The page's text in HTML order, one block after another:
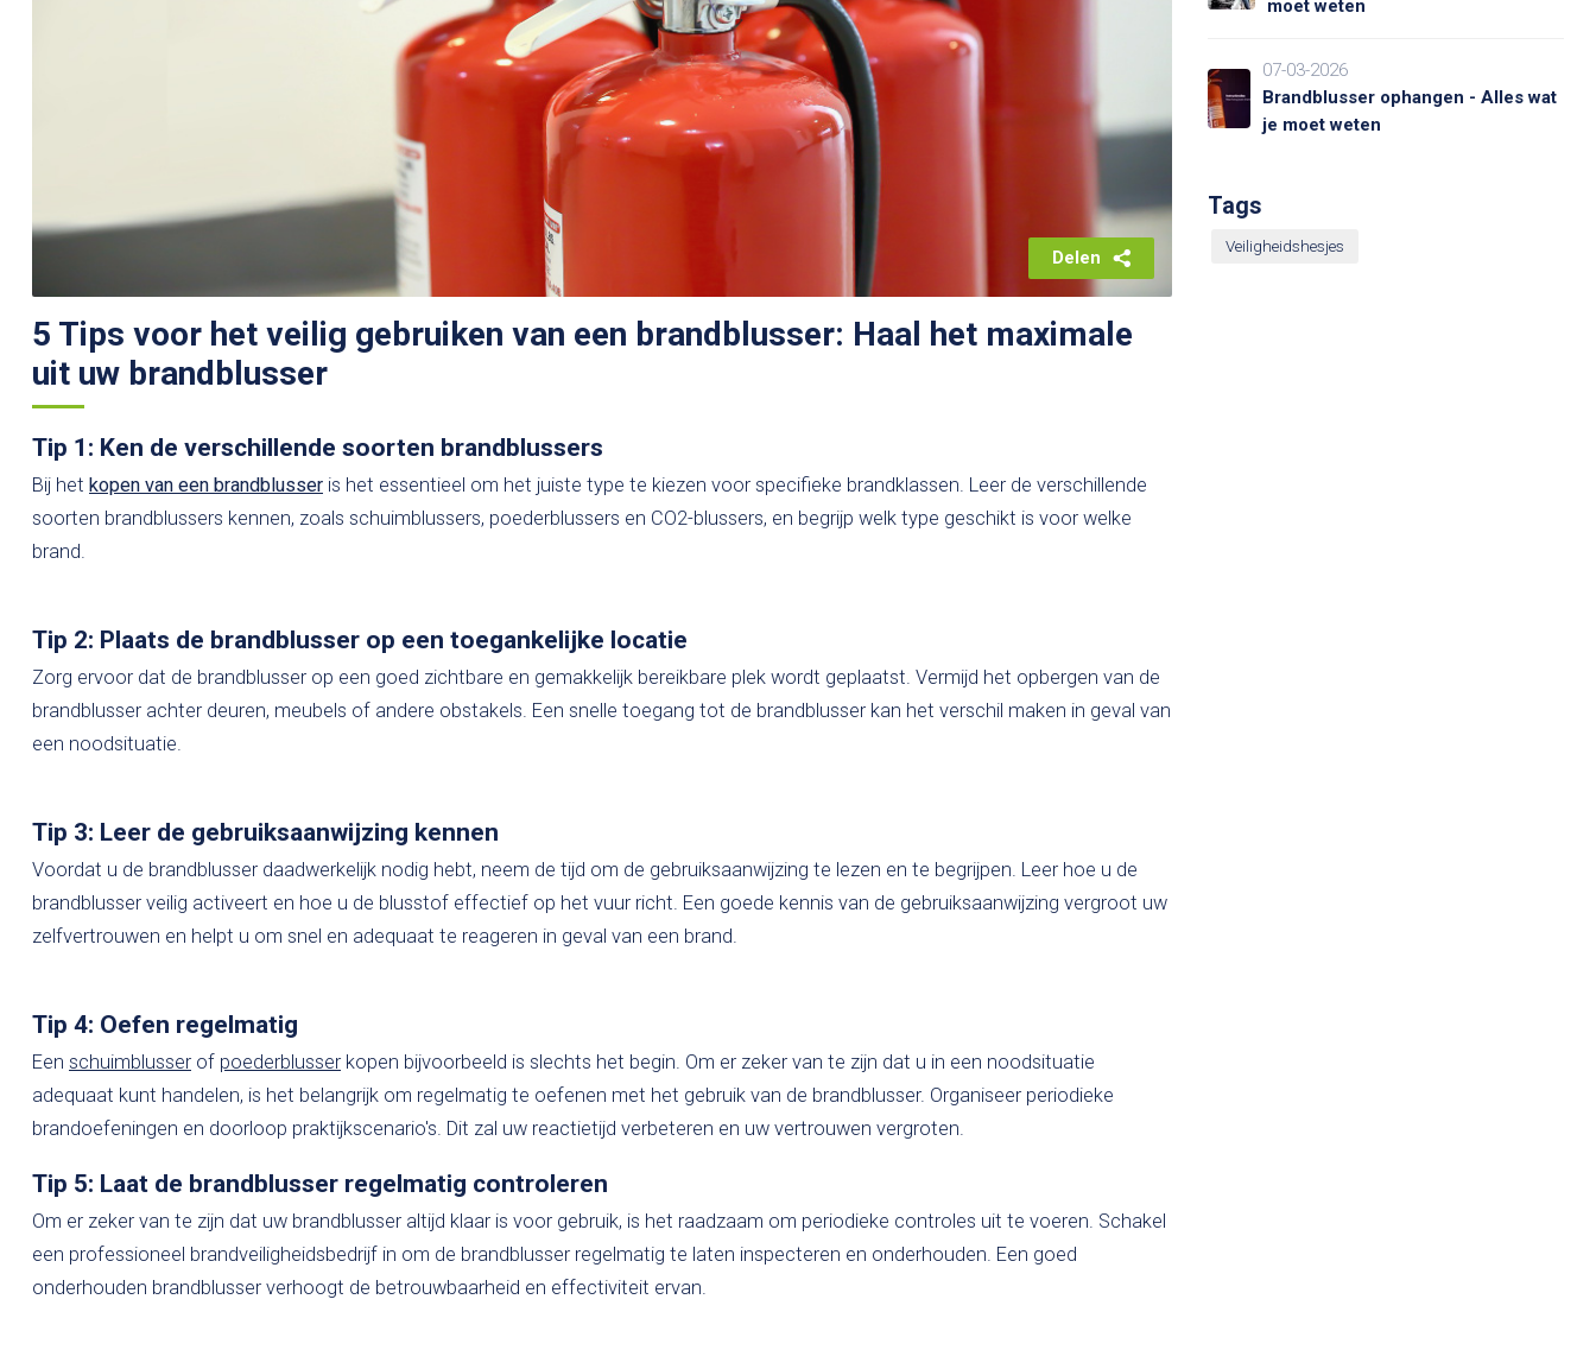
Delen
5 Tips voor het veilig gebruiken van een brandblusser: Haal het maximale
uit uw brandblusser
Tip 1: Ken de verschillende soorten brandblussers
Bij het kopen van een brandblusser is het essentieel om het juiste type te kiezen voor specifieke brandklassen. Leer de verschillende
soorten brandblussers kennen, zoals schuimblussers, poederblussers en CO2-blussers, en begrijp welk type geschikt is voor welke
brand.
Tip 2: Plaats de brandblusser op een toegankelijke locatie
Zorg ervoor dat de brandblusser op een goed zichtbare en gemakkelijk bereikbare plek wordt geplaatst. Vermijd het opbergen van de
brandblusser achter deuren, meubels of andere obstakels. Een snelle toegang tot de brandblusser kan het verschil maken in geval van
een noodsituatie.
Tip 3: Leer de gebruiksaanwijzing kennen
Voordat u de brandblusser daadwerkelijk nodig hebt, neem de tijd om de gebruiksaanwijzing te lezen en te begrijpen. Leer hoe u de
brandblusser veilig activeert en hoe u de blusstof effectief op het vuur richt. Een goede kennis van de gebruiksaanwijzing vergroot uw
zelfvertrouwen en helpt u om snel en adequaat te reageren in geval van een brand.
Tip 4: Oefen regelmatig
Een schuimblusser of poederblusser kopen bijvoorbeeld is slechts het begin. Om er zeker van te zijn dat u in een noodsituatie
adequaat kunt handelen, is het belangrijk om regelmatig te oefenen met het gebruik van de brandblusser. Organiseer periodieke
brandoefeningen en doorloop praktijkscenario's. Dit zal uw reactietijd verbeteren en uw vertrouwen vergroten.
Tip 5: Laat de brandblusser regelmatig controleren
Om er zeker van te zijn dat uw brandblusser altijd klaar is voor gebruik, is het raadzaam om periodieke controles uit te voeren. Schakel
een professioneel brandveiligheidsbedrijf in om de brandblusser regelmatig te laten inspecteren en onderhouden. Een goed
onderhouden brandblusser verhoogt de betrouwbaarheid en effectiviteit ervan.
moet weten
07-03-2026
Brandblusser ophangen - Alles wat
je moet weten
Tags
Veiligheidshesjes